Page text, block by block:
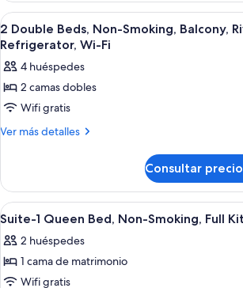
Accessible,
Roll
In
Shower,
Refrigerator,
Non-
Queen,
Mobility
Accessible,
Roll
In
Refrigerator,
Non-
Smoking
Abrir
todas
las
fotos
de
2
Double
Smoking,
Balcony,
River
View,
Refrigerator,
Wi-
Sábanas
6
2 Double Beds, Non-Smoking, Balcony,
Refrigerator, Wi-Fi
4 huéspedes
2 camas dobles
Wifi gratis
Ver más detalles
Más
Double
Beds,
Non-
Balcony,
River
Consultar
Abrir
todas
las
fotos
de
Sábanas
4
Suite-1 Queen Bed, Non-Smoking, Full
2 huéspedes
1 cama de matrimonio
Wifi gratis